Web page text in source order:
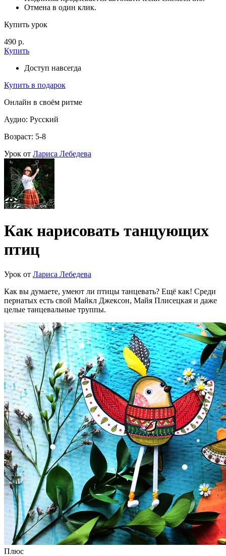
Отмена в один клик.
Купить урок
490 р.
Купить
Доступ навсегда
Купить в подарок
Онлайн в своём ритме
Аудио: Русский
Возраст: 5-8
Урок от Лариса Лебедева
Как нарисовать танцующих
птиц
Урок от Лариса Лебедева
Как вы думаете, умеют ли птицы танцевать? Ещё как! Среди
пернатых есть свой Майкл Джексон, Майя Плисецкая и даже
целые танцевальные труппы.
Плюс